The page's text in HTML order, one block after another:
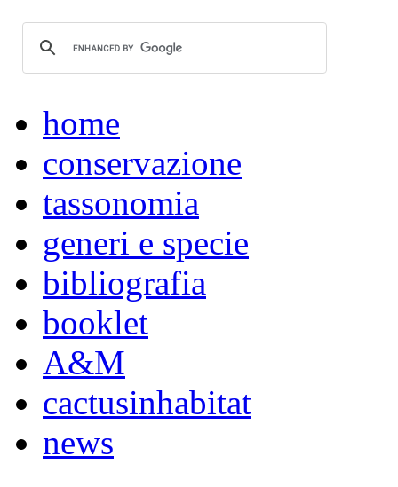
home
conservazione
tassonomia
generi e specie
bibliografia
booklet
A&M
cactusinhabitat
news